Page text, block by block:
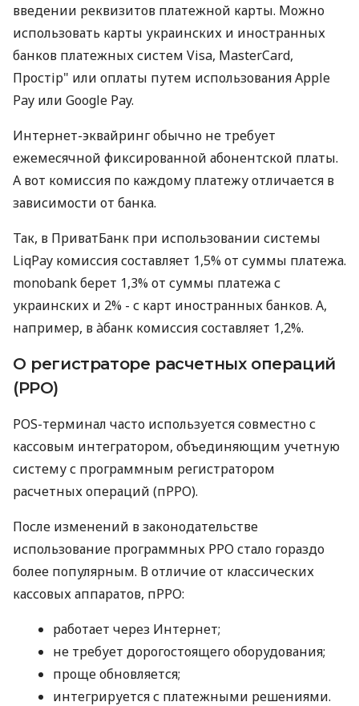
введении реквизитов платежной карты. Можно
использовать карты украинских и иностранных
банков платежных систем Visa, MasterCard,
Простір" или оплаты путем использования Apple
Pay или Google Pay.
Интернет-эквайринг обычно не требует
ежемесячной фиксированной абонентской платы.
А вот комиссия по каждому платежу отличается в
зависимости от банка.
Так, в ПриватБанк при использовании системы
LiqPay комиссия составляет 1,5% от суммы платежа.
monobank берет 1,3% от суммы платежа с
украинских и 2% - с карт иностранных банков. А,
например, в àбанк комиссия составляет 1,2%.
О регистраторе расчетных операций
(РРО)
POS-терминал часто используется совместно с
кассовым интегратором, объединяющим учетную
систему с программным регистратором
расчетных операций (пРРО).
После изменений в законодательстве
использование программных РРО стало гораздо
более популярным. В отличие от классических
кассовых аппаратов, пРРО:
работает через Интернет;
не требует дорогостоящего оборудования;
проще обновляется;
интегрируется с платежными решениями.